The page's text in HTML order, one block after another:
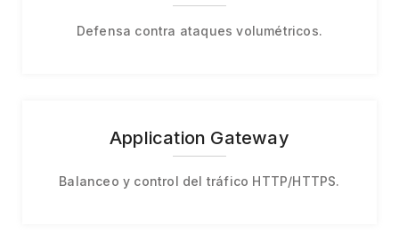
Defensa contra ataques volumétricos.
Application Gateway
Balanceo y control del tráfico HTTP/HTTPS.